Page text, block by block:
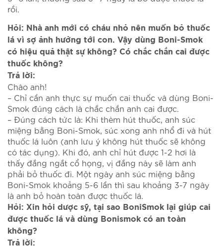
rồi.
Hỏi: Nhà anh mới có cháu nhỏ nên muốn bỏ thuốc
lá vì sợ ảnh hưởng tới con. Vậy dùng Boni-Smok
có hiệu quả thật sự không? Có chắc chắn cai được
thuốc không?
Trả lời:
Chào anh!
– Chỉ cần anh thực sự muốn cai thuốc và dùng Boni-
Smok đúng cách là chắc chắn anh cai được.
– Đúng cách tức là: Khi thèm hút thuốc, anh súc
miệng bằng Boni-Smok, súc xong anh nhổ đi và hút
thuốc lá luôn (anh lưu ý không hút thuốc sẽ không
có tác dụng). Khi đó, anh chỉ hút được 1-2 hơi là
thấy đắng ngắt cổ họng, vị đắng này sẽ làm anh
phải bỏ thuốc đi. Một ngày anh súc miệng bằng
Boni-Smok khoảng 5-6 lần thì sau khoảng 3-7 ngày
là anh bỏ hoàn toàn được thuốc lá.
Hỏi: Xin hỏi dược sỹ, tại sao BoniSmok lại giúp cai
được thuốc lá và dùng Bonismok có an toàn
không?
Trả lời: